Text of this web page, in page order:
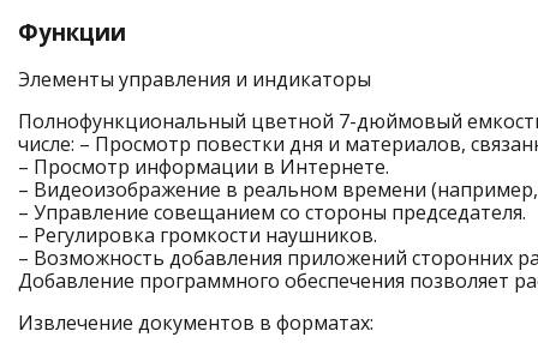
Функции
Элементы управления и индикаторы
Полнофункциональный цветной 7-дюймовый
числе: – Просмотр повестки дня и материалов,
– Просмотр информации в Интернете.
– Видеоизображение в реальном времени
– Управление совещанием со стороны председателя.
– Регулировка громкости наушников.
– Возможность добавления приложений сторонних
Добавление программного обеспечения позволяет
Извлечение документов в форматах: